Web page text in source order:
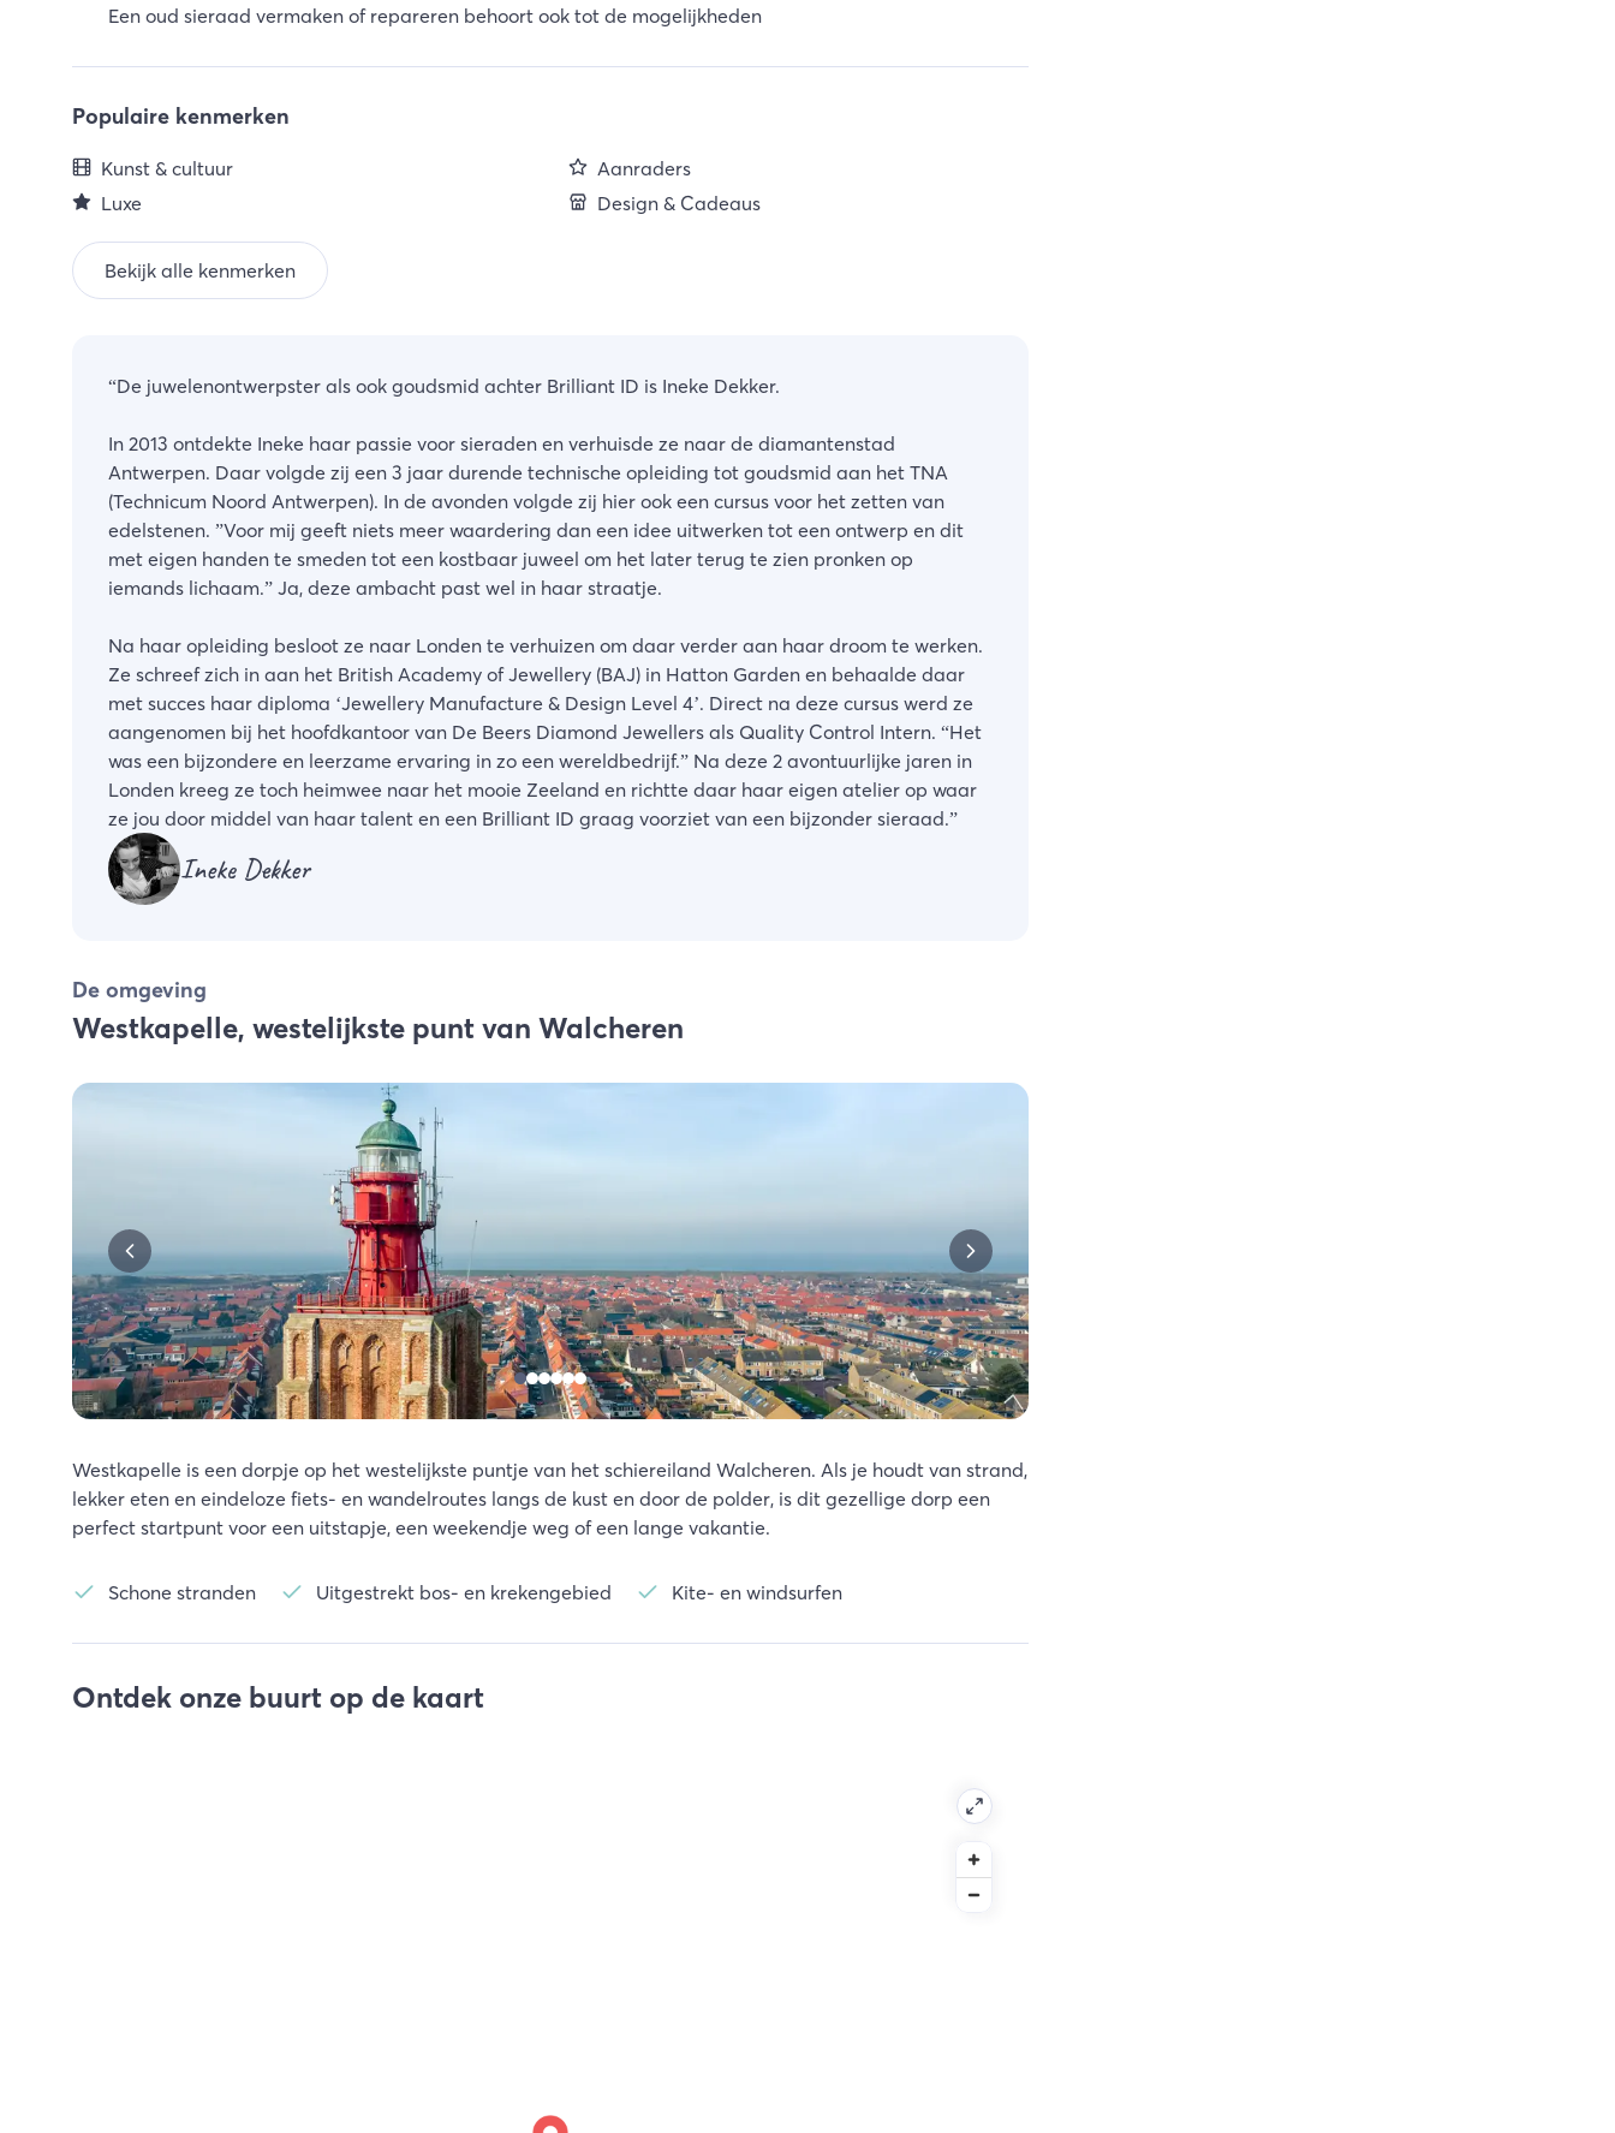
Een oud sieraad vermaken of repareren behoort ook tot de mogelijkheden
Populaire kenmerken
Kunst & cultuur
Luxe
Aanraders
Design & Cadeaus
Bekijk alle kenmerken
“De juwelenontwerpster als ook goudsmid achter Brilliant ID is Ineke Dekker.
In 2013 ontdekte Ineke haar passie voor sieraden en verhuisde ze naar de diamantenstad
Antwerpen. Daar volgde zij een 3 jaar durende technische opleiding tot goudsmid aan het TNA
(Technicum Noord Antwerpen). In de avonden volgde zij hier ook een cursus voor het zetten van
edelstenen. ”Voor mij geeft niets meer waardering dan een idee uitwerken tot een ontwerp en dit
met eigen handen te smeden tot een kostbaar juweel om het later terug te zien pronken op
iemands lichaam.” Ja, deze ambacht past wel in haar straatje.
Na haar opleiding besloot ze naar Londen te verhuizen om daar verder aan haar droom te werken.
Ze schreef zich in aan het British Academy of Jewellery (BAJ) in Hatton Garden en behaalde daar
met succes haar diploma ‘Jewellery Manufacture & Design Level 4’. Direct na deze cursus werd ze
aangenomen bij het hoofdkantoor van De Beers Diamond Jewellers als Quality Control Intern. “Het
was een bijzondere en leerzame ervaring in zo een wereldbedrijf.” Na deze 2 avontuurlijke jaren in
Londen kreeg ze toch heimwee naar het mooie Zeeland en richtte daar haar eigen atelier op waar
ze jou door middel van haar talent en een Brilliant ID graag voorziet van een bijzonder sieraad.”
Ineke Dekker
De omgeving
Westkapelle, westelijkste punt van Walcheren
Westkapelle is een dorpje op het westelijkste puntje van het schiereiland Walcheren. Als je houdt van strand,
lekker eten en eindeloze fiets- en wandelroutes langs de kust en door de polder, is dit gezellige dorp een
perfect startpunt voor een uitstapje, een weekendje weg of een lange vakantie.
Schone stranden Uitgestrekt bos- en krekengebied Kite- en windsurfen
Ontdek onze buurt op de kaart